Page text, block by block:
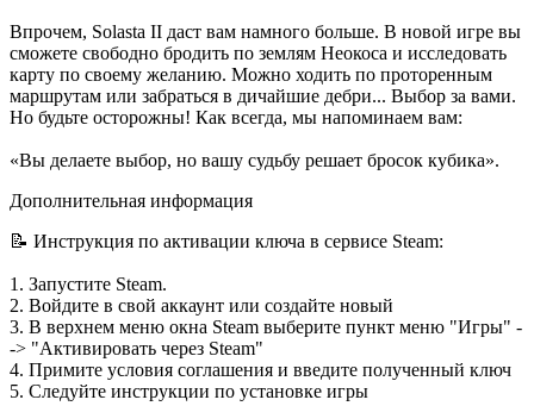
Впрочем, Solasta II даст вам намного больше. В новой игре вы
сможете свободно бродить по землям Неокоса и исследовать
карту по своему желанию. Можно ходить по проторенным
маршрутам или забраться в дичайшие дебри... Выбор за вами.
Но будьте осторожны! Как всегда, мы напоминаем вам:
«Вы делаете выбор, но вашу судьбу решает бросок кубика».
Дополнительная информация
📝 Инструкция по активации ключа в сервисе Steam:
1. Запустите Steam.
2. Войдите в свой аккаунт или создайте новый
3. В верхнем меню окна Steam выберите пункт меню "Игры" -
-> "Активировать через Steam"
4. Примите условия соглашения и введите полученный ключ
5. Следуйте инструкции по установке игры